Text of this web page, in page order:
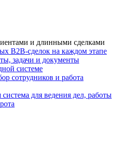
и длинными сделками
B2B-сделок на каждом этапе
задачи и документы
системе
сотрудников и работа
для ведения дел, работы